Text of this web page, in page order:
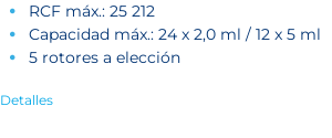
RCF máx.: 25 212
Capacidad máx.: 24 x 2,0 ml / 12 x 5 ml
5 rotores a elección
Detalles